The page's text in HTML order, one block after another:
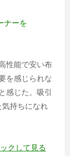
ナーを
性能で安い布
を感じられな
感じた。吸引
気持ちになれ
クして見る